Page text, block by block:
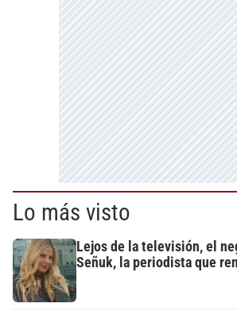
Lo más visto
Lejos de la televisión, el
Señuk, la periodista que